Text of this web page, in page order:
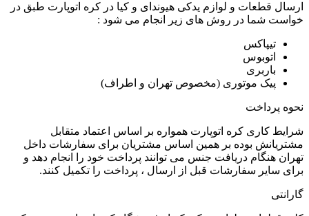
ارسال قطعات و لوازم یدکی هیوندای و کیا در کره اتوپارت طبق در
خواست شما در روش های زیر انجام می شود :
تیپاکس
اتوبوس
باربری
پیک موتوری (مخصوص تهران و اطراف)
نحوه پرداخت
شرایط کاری کره اتوپارت همواره بر اساس اعتماد متقابل
مشتریانش بوده بر همین اساس مشتریان برای سفارشات داخل
تهران هنگام دریافت جنس می توانند پرداخت خود را انجام دهد و
برای سایر سفارشات قبل از ارسال ، پرداخت را تکمیل کنند.
گارانتی